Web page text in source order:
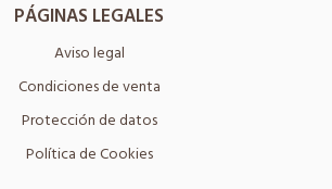
PÁGINAS LEGALES
Aviso legal
Condiciones de venta
Protección de datos
Política de Cookies